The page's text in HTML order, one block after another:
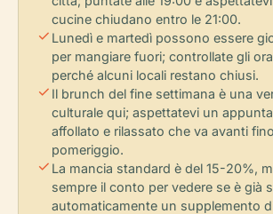
cucine chiudano entro le 21:00.
check Lunedì e martedì possono essere
per mangiare fuori; controllate gli
perché alcuni locali restano chiusi.
check Il brunch del fine settimana è una
culturale qui; aspettatevi un
affollato e rilassato che va avanti
pomeriggio.
check La mancia standard è del 15-20%,
sempre il conto per vedere se è già
automaticamente un supplemento